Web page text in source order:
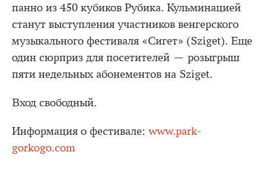
панно из 450 кубиков Рубика. Кульминацией
станут выступления участников венгерского
музыкального фестиваля «Сигет» (Sziget). Еще
один сюрприз для посетителей — розыгрыш
пяти недельных абонементов на Sziget.
Вход свободный.
Информация о фестивале: www.park-
gorkogo.com